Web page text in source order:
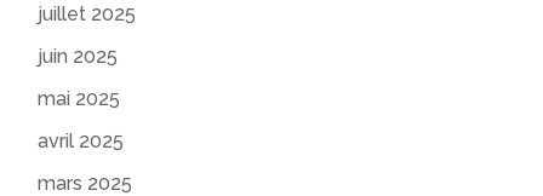
juillet 2025
juin 2025
mai 2025
avril 2025
mars 2025